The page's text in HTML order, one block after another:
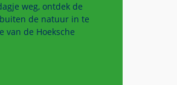
weg, ontdek de
de natuur in te
van de Hoeksche